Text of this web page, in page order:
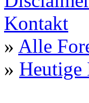
Kontakt
» Alle
» Heutige